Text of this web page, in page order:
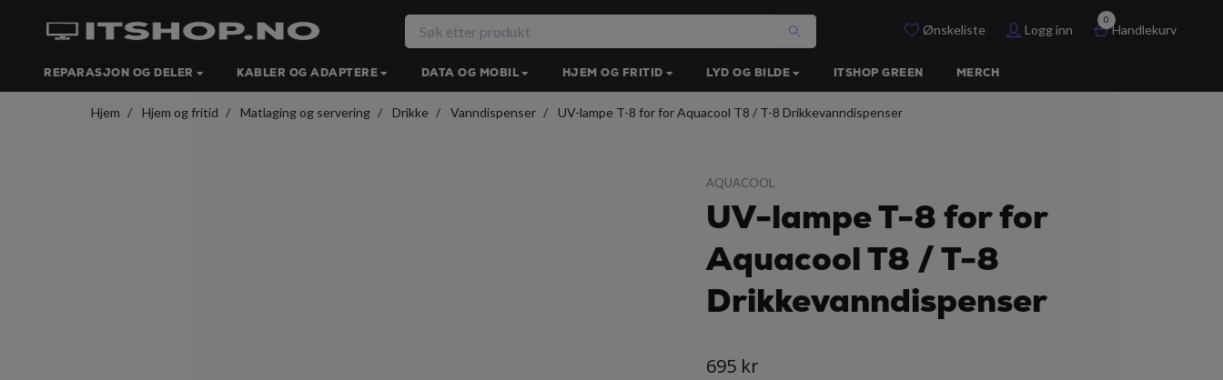
Ønskeliste Logg inn
0
Handlekurv
REPARASJON OG DELER KABLER OG ADAPTERE DATA OG MOBIL HJEM OG FRITID LYD OG BILDE ITSHOP GREEN MERCH
Hjem Hjem og fritid Matlaging og servering Drikke Vanndispenser UV-lampe T-8 for for Aquacool T8 / T-8 Drikkevanndispenser
AQUACOOL
UV-lampe T-8 for for
Aquacool T8 / T-8
Drikkevanndispenser
695 kr